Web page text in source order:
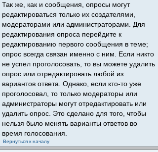
Так же, как и сообщения, опросы могут
редактироваться только их создателями,
модераторами или администраторами. Для
редактирования опроса перейдите к
редактированию первого сообщения в теме;
опрос всегда связан именно с ним. Если никто
не успел проголосовать, то вы можете удалить
опрос или отредактировать любой из
вариантов ответа. Однако, если кто-то уже
проголосовал, то только модераторы или
администраторы могут отредактировать или
удалить опрос. Это сделано для того, чтобы
нельзя было менять варианты ответов во
время голосования.
Вернуться к началу